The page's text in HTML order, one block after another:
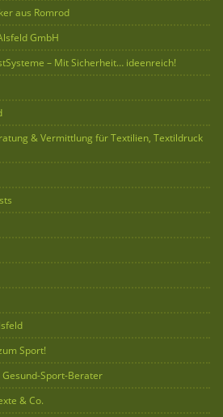
aus Romrod
GmbH
– Mit Sicherheit… ideenreich!
& Vermittlung für Textilien, Textildruck
Sport!
Sport-Berater
& Co.